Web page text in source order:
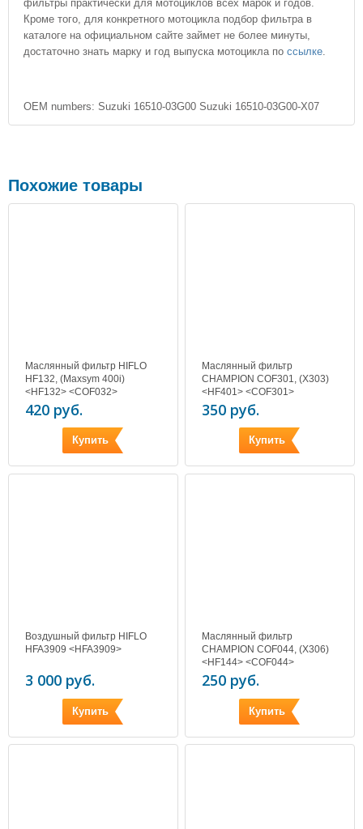
фильтры практически для мотоциклов всех марок и годов.
Кроме того, для конкретного мотоцикла подбор фильтра в
каталоге на официальном сайте займет не более минуты,
достаточно знать марку и год выпуска мотоцикла по ссылке
OEM numbers: Suzuki 16510-03G00 Suzuki 16510-03G00-X07
Похожие товары
Маслянный фильтр HIFLO
HF132, (Maxsym 400i)
<HF132> <COF032>
420 руб.
Купить
Маслянный фильтр
CHAMPION COF301, (X303)
<HF401> <COF301>
350 руб.
Купить
Воздушный фильтр HIFLO
HFA3909 <HFA3909>
3 000 руб.
Купить
Маслянный фильтр
CHAMPION COF044, (X306)
<HF144> <COF044>
250 руб.
Купить